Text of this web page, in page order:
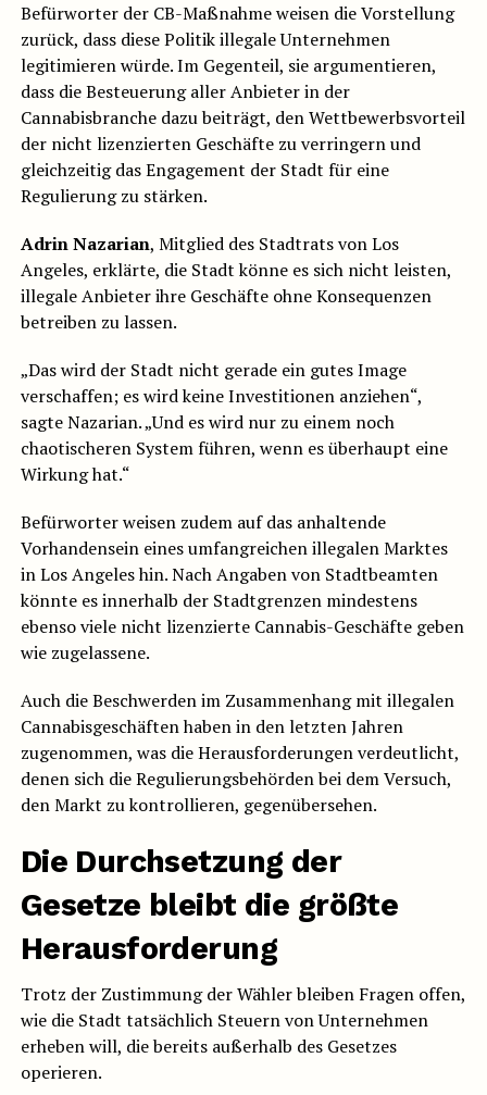
Befürworter der CB-Maßnahme weisen die Vorstellung
zurück, dass diese Politik illegale Unternehmen
legitimieren würde. Im Gegenteil, sie argumentieren,
dass die Besteuerung aller Anbieter in der
Cannabisbranche dazu beiträgt, den Wettbewerbsvorteil
der nicht lizenzierten Geschäfte zu verringern und
gleichzeitig das Engagement der Stadt für eine
Regulierung zu stärken.
Adrin Nazarian, Mitglied des Stadtrats von Los
Angeles, erklärte, die Stadt könne es sich nicht leisten,
illegale Anbieter ihre Geschäfte ohne Konsequenzen
betreiben zu lassen.
„Das wird der Stadt nicht gerade ein gutes Image
verschaffen; es wird keine Investitionen anziehen“,
sagte Nazarian. „Und es wird nur zu einem noch
chaotischeren System führen, wenn es überhaupt eine
Wirkung hat.“
Befürworter weisen zudem auf das anhaltende
Vorhandensein eines umfangreichen illegalen Marktes
in Los Angeles hin. Nach Angaben von Stadtbeamten
könnte es innerhalb der Stadtgrenzen mindestens
ebenso viele nicht lizenzierte Cannabis-Geschäfte geben
wie zugelassene.
Auch die Beschwerden im Zusammenhang mit illegalen
Cannabisgeschäften haben in den letzten Jahren
zugenommen, was die Herausforderungen verdeutlicht,
denen sich die Regulierungsbehörden bei dem Versuch,
den Markt zu kontrollieren, gegenübersehen.
Die Durchsetzung der
Gesetze bleibt die größte
Herausforderung
Trotz der Zustimmung der Wähler bleiben Fragen offen,
wie die Stadt tatsächlich Steuern von Unternehmen
erheben will, die bereits außerhalb des Gesetzes
operieren.